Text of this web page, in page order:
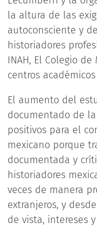
la altura de las
autoconsciente y
historiadores
INAH, El Colegio
centros
El aumento del
documentado de
positivos para el
mexicano porque
documentada y
historiadores
veces de manera
extranjeros, y
de vista, intereses